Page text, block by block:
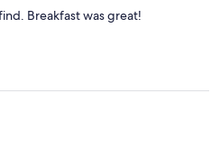
Breakfast was great!